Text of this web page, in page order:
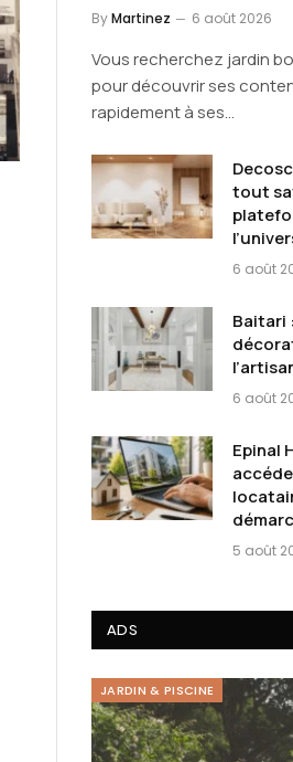
ByMartinez 6 août 2026
Vous recherchez jardin
pour découvrir ses
rapidement à ses…
tout
6 août
Baitari
6 août
Epinal
5 août
ADS
JARDIN & PISCINE